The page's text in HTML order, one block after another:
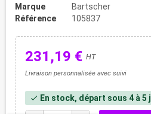
Marque
Bartscher
Référence
105837
231,19 € HT
Livraison personnalisée avec suivi
check En stock, départ sous 4 à 5